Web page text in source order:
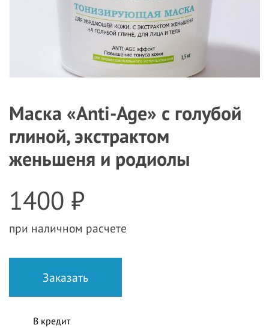
Маска «Anti-Age» с голубой
глиной, экстрактом
женьшеня и родиолы
1400 ₽
при наличном расчете
В кредит